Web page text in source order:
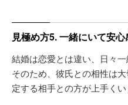
見極め方5. 一緒にいて安
結婚は恋愛とは違い、日々一
そのため、彼氏との相性は
定する相手との方が上手くい